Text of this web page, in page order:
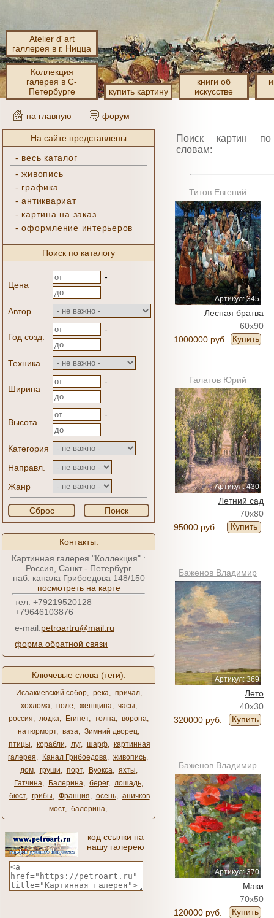
Atelier d´art
галлерея в г. Ницца
Коллекция
галерея в С-
Петербурге
купить картину
книги об
искусстве
на главную форум
На сайте представлены
- весь каталог
-живопись
- графика
-антиквариат
- картина на заказ
-оформление интерьеров
Поиск по каталогу
Цена
-
Автор
Год созд.
-
Техника
Ширина
-
Высота
-
Категория
Направл.
Жанр
Сброс Поиск
Контакты:
Картинная галерея "Коллекция" :
Россия, Санкт - Петербург
наб. канала Грибоедова 148/150
посмотреть на карте
тел: +79219520128
+79646103876
e-mail:petroartru@mail.ru
форма обратной связи
Ключевые слова (теги):
Исаакиевский собор, река, причал,
хохлома, поле, женщина, часы,
россия, лодка, Египет, толпа, ворона,
натюрморт, ваза, Зимний дворец,
птицы, корабли, луг, шарф, картинная
галерея, Канал Грибоедова, живопись,
дом, груши, порт, Вуокса, яхты,
Гатчина, Балерина, берег, лошадь,
бюст, грибы, Франция, осень, аничков
мост, балерина,
код ссылки на
нашу галерею
Поиск картин
словам:
Титов Евгений
Артикул: 345
Лесная братва
60x90
1000000 руб.
Купить
Галатов Юрий
Артикул: 430
Летний сад
70x80
95000 руб.
Купить
Баженов Владимир
Артикул: 369
Лето
40x30
320000 руб.
Купить
Баженов Владимир
Артикул: 370
Маки
70x50
120000 руб.
Купить